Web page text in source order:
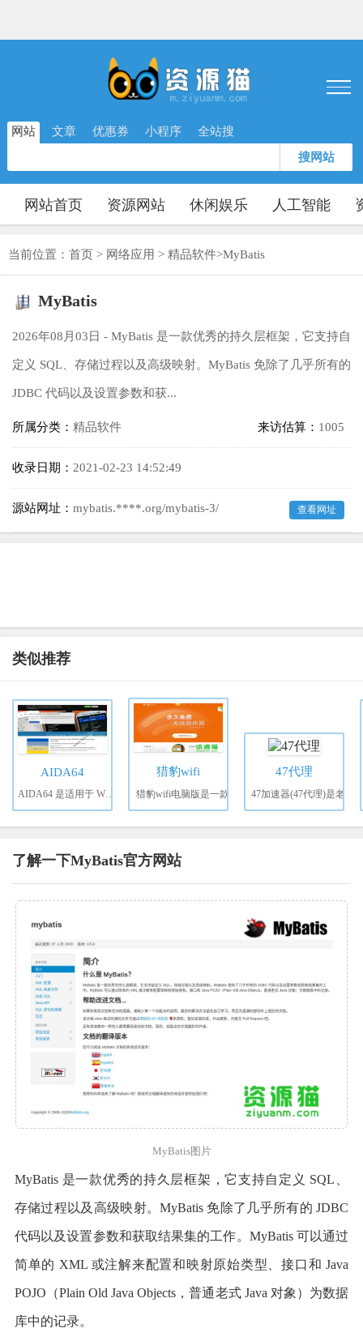
网站 文章 优惠券 小程序 全站搜
搜网站
网站首页 资源网站 休闲娱乐 人工智能
当前位置： 首页 > 网络应用 > 精品软件>MyBatis
MyBatis
2026年08月03日 - MyBatis 是一款优秀的持久层框架，它支持自
定义 SQL、存储过程以及高级映射。MyBatis 免除了几乎所有的
JDBC 代码以及设置参数和获...
所属分类： 精品软件 来访估算： 1005
收录日期： 2021-02-23 14:52:49
源站网址： mybatis.****.org/mybatis-3/ 查看网址
类似推荐
AIDA64
AIDA64 是适用于 Wind
猎豹wifi
猎豹wifi电脑版是一款
47代理
47加速器(47代理)是老
了解一下MyBatis官方网站
MyBatis图片
MyBatis 是一款优秀的持久层框架，它支持自定义 SQL、
存储过程以及高级映射。MyBatis 免除了几乎所有的 JDBC
代码以及设置参数和获取结果集的工作。MyBatis 可以通过
简单的 XML 或注解来配置和映射原始类型、接口和 Java
POJO（Plain Old Java Objects，普通老式 Java 对象）为数据
库中的记录。